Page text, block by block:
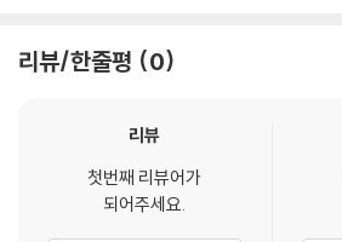
리뷰/한줄평 0
리뷰
첫번째 리뷰어가
되어주세요.